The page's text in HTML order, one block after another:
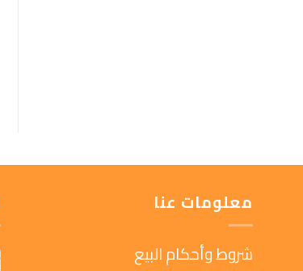
معلومات عنا
شروط وأحكام البيع